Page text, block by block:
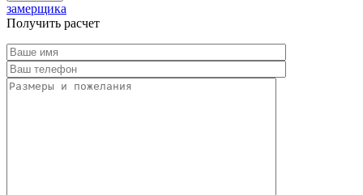
замерщика
Получить расчет